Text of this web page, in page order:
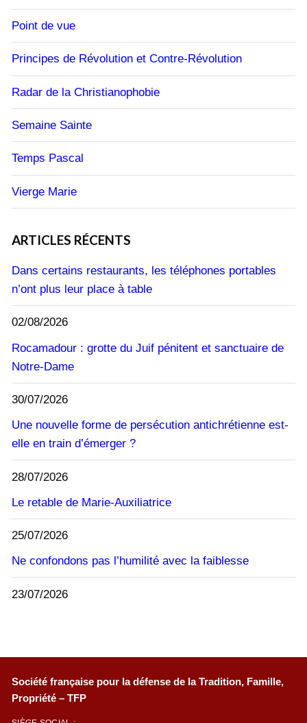
Point de vue
Principes de Révolution et Contre-Révolution
Radar de la Christianophobie
Semaine Sainte
Temps Pascal
Vierge Marie
ARTICLES RÉCENTS
Dans certains restaurants, les téléphones portables
n’ont plus leur place à table
02/08/2026
Rocamadour : grotte du Juif pénitent et sanctuaire de
Notre-Dame
30/07/2026
Une nouvelle forme de persécution antichrétienne est-
elle en train d’émerger ?
28/07/2026
Le retable de Marie-Auxiliatrice
25/07/2026
Ne confondons pas l’humilité avec la faiblesse
23/07/2026
Société française pour la défense de la Tradition, Famille,
Propriété – TFP